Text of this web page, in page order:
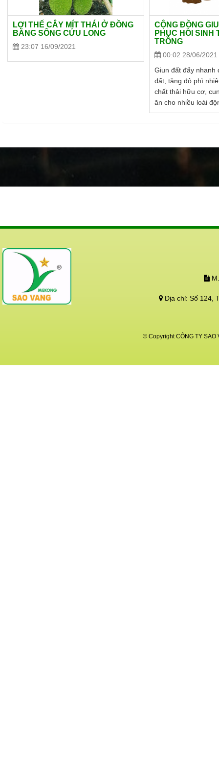
LỢI THẾ CÂY MÍT THÁI Ở ĐỒNG
BẰNG SÔNG CỬU LONG
23:07 16/09/2021
CỘNG ĐỒNG
PHỤC HỒI SINH
TRỒNG
00:02 28/06/2021
Giun đất đẩy nhanh
đất, tăng độ phì
chất thải hữu cơ,
ăn cho nhiều loài
giúp phục hồi các
Địa chỉ: Số 124,
© Copyright CÔNG TY SAO